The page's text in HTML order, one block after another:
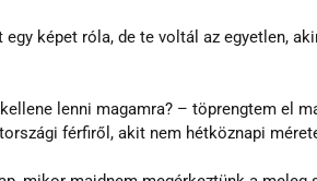
lenni magamra? – töprengtem el
férfiről, akit nem hétköznapi